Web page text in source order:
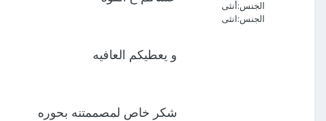
الجنس:أنثى
الجنس:انثى
و يعطيكم العافيه
شكر خاص لمصممتنه بحوره